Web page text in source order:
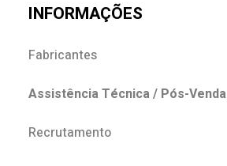
INFORMAÇÕES
Fabricantes
Assistência Técnica / Pós-Venda
Recrutamento